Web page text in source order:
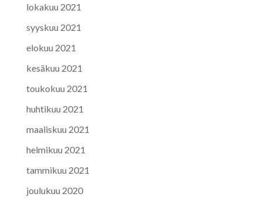
lokakuu 2021
syyskuu 2021
elokuu 2021
kesäkuu 2021
toukokuu 2021
huhtikuu 2021
maaliskuu 2021
helmikuu 2021
tammikuu 2021
joulukuu 2020